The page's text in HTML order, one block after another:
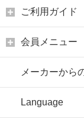
ご利用ガイド
会員メニュー
メーカーから
Language